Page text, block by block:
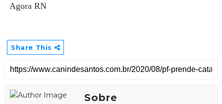
Agora RN
Share This
Sobre